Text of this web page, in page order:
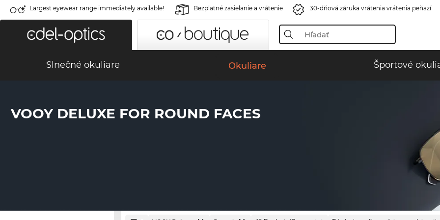
Largest eyewear range immediately available! Bezplatné zasielanie a vrátenie 30-dňová záruka vrátenia vrátenia peňazí
Slnečné okuliare Okuliare Športové
VOOY DELUXE FOR ROUND FACES